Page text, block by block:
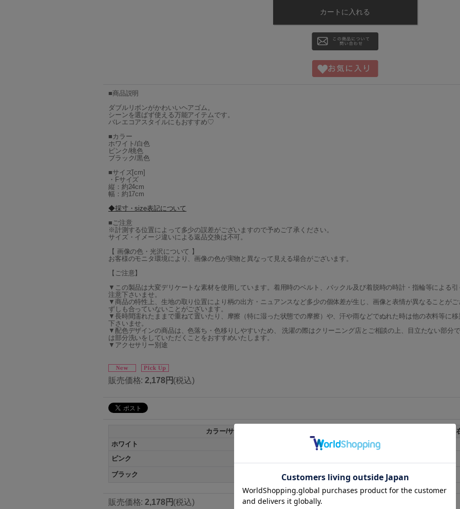
■商品説明
ダブルリボンがかわいいヘアゴム。
シーンを選ばず使える万能アイテムです。
バレエコアスタイルにもおすすめ♡
■カラー
ホワイト/白色
ピンク/桃色
ブラック/黒色
■サイズ[cm]
・Fサイズ
縦：約24cm
幅：約17cm
◆採寸・size表記について
■ご注意
※計測する位置によって多少の誤差がございますので予めご了承ください。
サイズ・イメージ違いによる返品交換は不可。
【 画像の色・光沢について 】
お客様のモニタ環境により、画像の色が実物と異なって見える場合がございます。
【ご注意】
▼この製品は大変デリケートな素材を使用しています。着用時のベルト、バックル及び着脱時の時計・指輪等による
注意下さいませ。
▼商品の特性上、生地の取り位置により柄の出方・ニュアンスなど多少の個体差が生じ、画像と表情が異なることが
ずしも合っていないことがございます。
▼長時間濡れたままで重ねて置いたり、摩擦（特に湿った状態での摩擦）や、汗や雨などでぬれた時は他の衣料等に
下さいませ。
▼配色デザインの商品は、色落ち・色移りしやすいため、 洗濯の際はクリーニング店とご相談の上、目立たない部分
は部分洗いをしていただくことをおすすめいたします。
▼アクセサリー別途
販売価格: 2,178円(税込)
カラー/サイズ
ホワイト
ピンク
ブラック
販売価格: 2,178円(税込)